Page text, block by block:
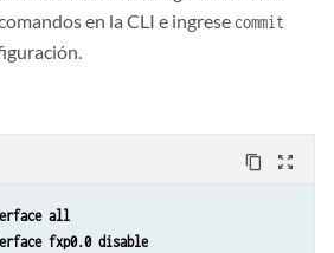
en la CLI e ingrese commit
content_copy zoom_out_map
all
fxp0.0 disable